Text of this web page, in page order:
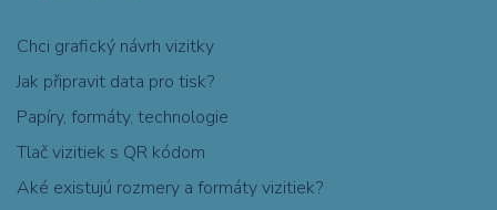
Chci grafický návrh vizitky
Jak připravit data pro tisk?
Papíry, formáty, technologie
Tlač vizitiek s QR kódom
Aké existujú rozmery a formáty vizitiek?